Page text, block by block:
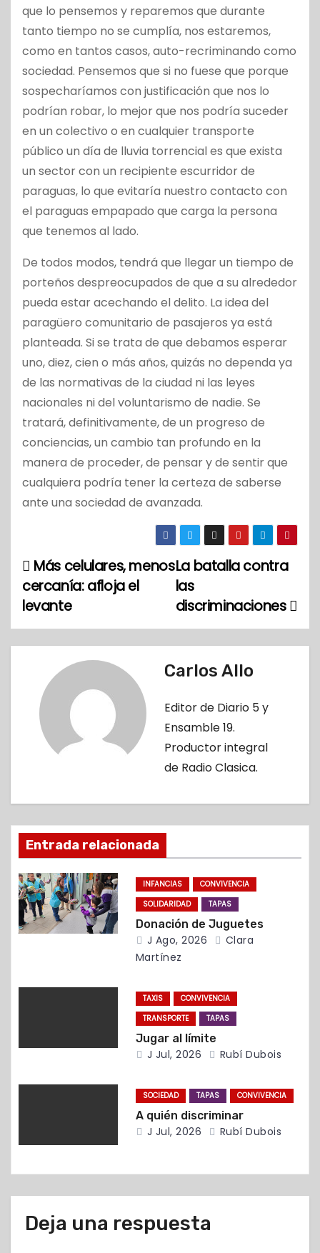
que lo pensemos y reparemos que durante
tanto tiempo no se cumplía, nos estaremos,
como en tantos casos, auto-recriminando como
sociedad. Pensemos que si no fuese que porque
sospecharíamos con justificación que nos lo
podrían robar, lo mejor que nos podría suceder
en un colectivo o en cualquier transporte
público un día de lluvia torrencial es que exista
un sector con un recipiente escurridor de
paraguas, lo que evitaría nuestro contacto con
el paraguas empapado que carga la persona
que tenemos al lado.
De todos modos, tendrá que llegar un tiempo de
porteños despreocupados de que a su alrededor
pueda estar acechando el delito. La idea del
paragüero comunitario de pasajeros ya está
planteada. Si se trata de que debamos esperar
uno, diez, cien o más años, quizás no dependa ya
de las normativas de la ciudad ni las leyes
nacionales ni del voluntarismo de nadie. Se
tratará, definitivamente, de un progreso de
conciencias, un cambio tan profundo en la
manera de proceder, de pensar y de sentir que
cualquiera podría tener la certeza de saberse
ante una sociedad de avanzada.
N
a
v
ó
n
d
e
e
t
a
d
s
La batalla contra
las
discriminaciones
Más celulares, menos
cercanía: afloja el
levante
Carlos Allo
Editor de Diario 5 y
Ensamble 19.
Productor integral
de Radio Clasica.
Entrada relacionada
INFANCIAS
CONVIVENCIA
SOLIDARIDAD
TAPAS
Donación de Juguetes
J Ago, 2026
Clara
Martínez
TAXIS
CONVIVENCIA
TRANSPORTE
TAPAS
Jugar al límite
J Jul, 2026 Rubí Dubois
SOCIEDAD TAPAS CONVIVENCIA
A quién discriminar
J Jul, 2026 Rubí Dubois
Deja una respuesta